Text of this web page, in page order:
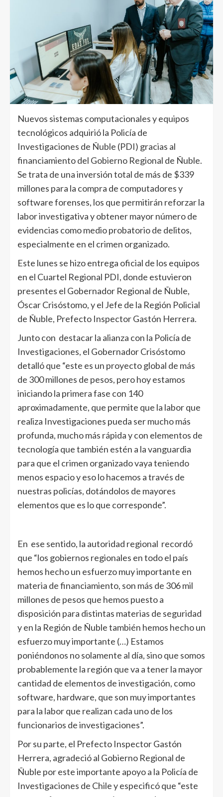
Nuevos sistemas computacionales y equipos
tecnológicos adquirió la Policía de
Investigaciones de Ñuble (PDI) gracias al
financiamiento del Gobierno Regional de Ñuble.
Se trata de una inversión total de más de $339
millones para la compra de computadores y
software forenses, los que permitirán reforzar la
labor investigativa y obtener mayor número de
evidencias como medio probatorio de delitos,
especialmente en el crimen organizado.
Este lunes se hizo entrega oficial de los equipos
en el Cuartel Regional PDI, donde estuvieron
presentes el Gobernador Regional de Ñuble,
Óscar Crisóstomo, y el Jefe de la Región Policial
de Ñuble, Prefecto Inspector Gastón Herrera.
Junto con destacar la alianza con la Policía de
Investigaciones, el Gobernador Crisóstomo
detalló que “este es un proyecto global de más
de 300 millones de pesos, pero hoy estamos
iniciando la primera fase con 140
aproximadamente, que permite que la labor que
realiza Investigaciones pueda ser mucho más
profunda, mucho más rápida y con elementos de
tecnología que también estén a la vanguardia
para que el crimen organizado vaya teniendo
menos espacio y eso lo hacemos a través de
nuestras policías, dotándolos de mayores
elementos que es lo que corresponde”.
En ese sentido, la autoridad regional recordó
que “los gobiernos regionales en todo el país
hemos hecho un esfuerzo muy importante en
materia de financiamiento, son más de 306 mil
millones de pesos que hemos puesto a
disposición para distintas materias de seguridad
y en la Región de Ñuble también hemos hecho un
esfuerzo muy importante (…) Estamos
poniéndonos no solamente al día, sino que somos
probablemente la región que va a tener la mayor
cantidad de elementos de investigación, como
software, hardware, que son muy importantes
para la labor que realizan cada uno de los
funcionarios de investigaciones”.
Por su parte, el Prefecto Inspector Gastón
Herrera, agradeció al Gobierno Regional de
Ñuble por este importante apoyo a la Policía de
Investigaciones de Chile y especificó que “este